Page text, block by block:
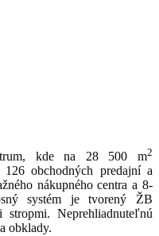
kde na 28 500 m2
126 obchodných predajní a
nákupného centra a 8-
systém je tvorený ŽB
Neprehliadnuteľnú
obklady.